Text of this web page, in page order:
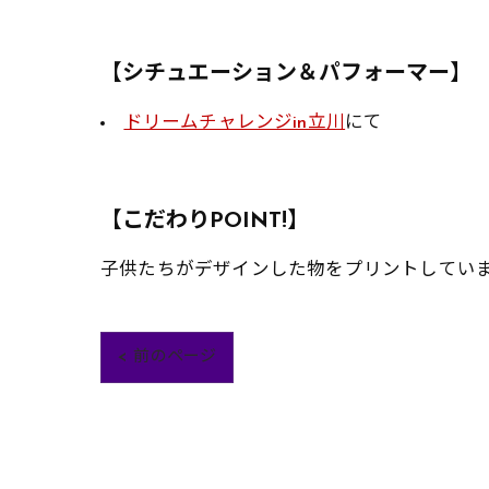
【シチュエーション＆パフォーマー】
ドリームチャレンジin立川 にて
【こだわりPOINT!】
子供たちがデザインした物をプリントしていま
< 前のページ